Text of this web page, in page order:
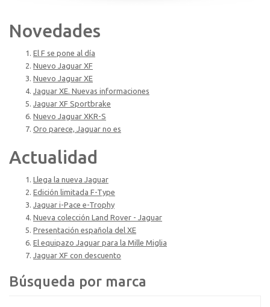
Novedades
El F se pone al día
Nuevo Jaguar XF
Nuevo Jaguar XE
Jaguar XE. Nuevas informaciones
Jaguar XF Sportbrake
Nuevo Jaguar XKR-S
Oro parece, Jaguar no es
Actualidad
Llega la nueva Jaguar
Edición limitada F-Type
Jaguar i-Pace e-Trophy
Nueva colección Land Rover - Jaguar
Presentación española del XE
El equipazo Jaguar para la Mille Miglia
Jaguar XF con descuento
Búsqueda por marca